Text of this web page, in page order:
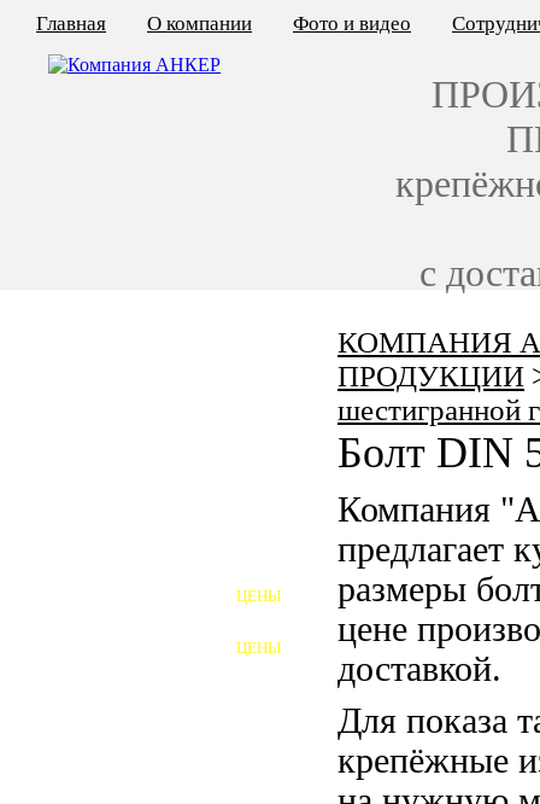
КОМПАНИЯ
ПРОДУКЦИИ
шестигранной
Болт DIN
Компания
предлагает
размеры
цене
доставкой.
Для показа
крепёжные
ЦЕНЫ
ЦЕНЫ
ШАЙБЫ ФУНДАМЕНТНЫЕ
Главная О компании Фото и видео
с